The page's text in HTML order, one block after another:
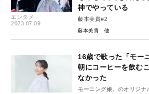
エンタメ
2023.07.09
神でやっている
藤本美貴#2
藤本美貴
16歳で歌った「モー
朝にコーヒーを飲む
なかった
モーニング娘。のオリジナ